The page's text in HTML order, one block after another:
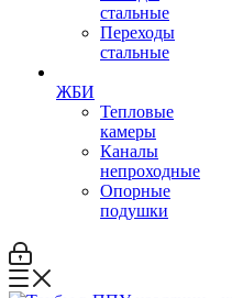
стальные
Переходы
стальные
ЖБИ
Тепловые
камеры
Каналы
непроходные
Опорные
подушки